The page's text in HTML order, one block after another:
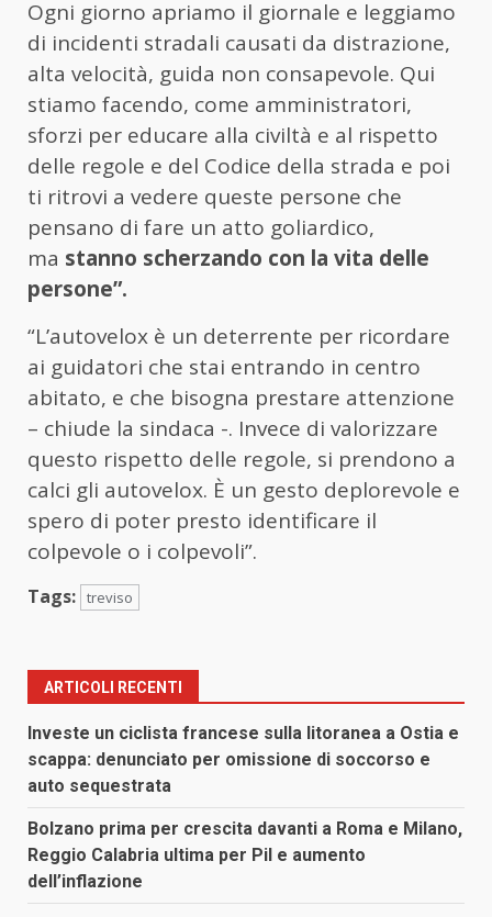
Ogni giorno apriamo il giornale e leggiamo
di incidenti stradali causati da distrazione,
alta velocità, guida non consapevole. Qui
stiamo facendo, come amministratori,
sforzi per educare alla civiltà e al rispetto
delle regole e del Codice della strada e poi
ti ritrovi a vedere queste persone che
pensano di fare un atto goliardico,
ma stanno scherzando con la vita delle
persone”.
“L’autovelox è un deterrente per ricordare
ai guidatori che stai entrando in centro
abitato, e che bisogna prestare attenzione
– chiude la sindaca -. Invece di valorizzare
questo rispetto delle regole, si prendono a
calci gli autovelox. È un gesto deplorevole e
spero di poter presto identificare il
colpevole o i colpevoli”.
Tags: treviso
ARTICOLI RECENTI
Investe un ciclista francese sulla litoranea a Ostia e
scappa: denunciato per omissione di soccorso e
auto sequestrata
Bolzano prima per crescita davanti a Roma e Milano,
Reggio Calabria ultima per Pil e aumento
dell’inflazione